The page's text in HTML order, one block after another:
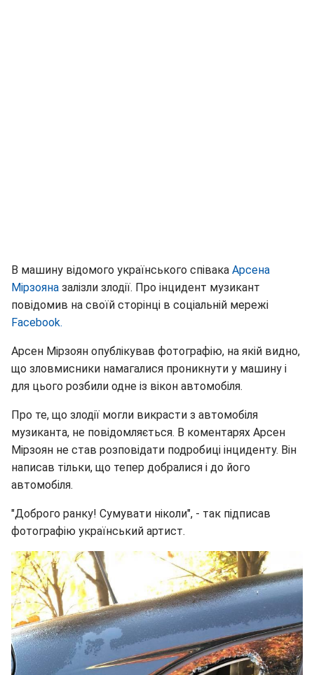
В машину відомого українського співака Арсена
Мірзояна залізли злодії. Про інцидент музикант
повідомив на своїй сторінці в соціальній мережі
Facebook.
Арсен Мірзоян опублікував фотографію, на якій видно,
що зловмисники намагалися проникнути у машину і
для цього розбили одне із вікон автомобіля.
Про те, що злодії могли викрасти з автомобіля
музиканта, не повідомляється. В коментарях Арсен
Мірзоян не став розповідати подробиці інциденту. Він
написав тільки, що тепер добралися і до його
автомобіля.
"Доброго ранку! Сумувати ніколи", - так підписав
фотографію український артист.